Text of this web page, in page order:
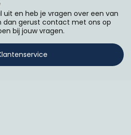
uit en heb je vragen over een van
dan gerust contact met ons op
bij jouw vragen.